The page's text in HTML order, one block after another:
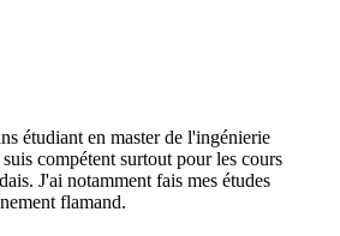
étudiant en master de l'ingénierie
compétent surtout pour les cours
J'ai notamment fais mes études
flamand.